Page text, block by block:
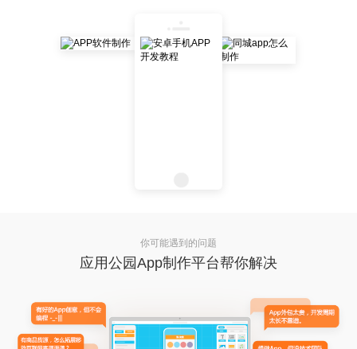
你可能遇到的问题
应用公园App制作平台帮你解决